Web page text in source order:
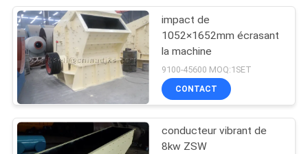
impact de
1052×1652mm écrasant
la machine
9100-45600 MOQ:1SET
CONTACT
conducteur vibrant de
8kw ZSW